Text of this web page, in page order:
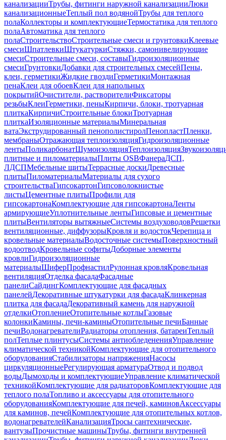
канализацииТрубы, фитинги наружной канализацииЛюки
канализационныеТеплый пол водянойТрубы для теплого
полаКоллекторы и комплектующиеТермостатика для теплого
полаАвтоматика для теплого
полаСтроительствоСтроительные смеси и грунтовкиКлеевые
смесиШпатлевкиШтукатуркиСтяжки, самонивелирующие
смесиСтроительные смеси, составыГидроизоляционные
смесиГрунтовкиДобавки для строительных смесейПены,
клеи, герметикиЖидкие гвоздиГерметикиМонтажная
пенаКлеи для обоевКлеи для напольных
покрытийОчистители, растворителиФиксаторы
резьбыКлеиГерметики, пеныКирпичи, блоки, тротуарная
плиткаКирпичиСтроительные блокиТротуарная
плиткаИзоляционные материалыМинеральная
ватаЭкструдированный пенополистиролПенопластПленки,
мембраныОтражающая теплоизоляцияГидроизоляционные
лентыПоликарбонатШумоизоляцияТеплоизоляция
плитные и пиломатериалыПлиты OSBФанераДСП,
ЛДСПМебельные щитыТеррасные доскиДревесные
плитыПиломатериалыМатериалы для сухого
строительстваГипсокартонГипсоволокнистые
листыЦементные плитыПрофили для
гипсокартонаКомплектующие для гипсокартонаЛенты
армирующиеУплотнительные лентыГипсовые и цементные
плитыВентиляторы вытяжныеСистемы воздуховодовРешетки
вентиляционные, диффузорыКровля и водостокЧерепица и
кровельные материалыВодосточные системыПоверхностный
водоотводКровельные софитыДоборные элементы
кровлиГидроизоляционные
материалыШиферПрофнастилРулонная кровляКровельная
вентиляцияОтделка фасадаФасадные
панелиСайдингКомплектующие для фасадных
панелейДекоративные штукатурки для фасадаКлинкерная
плитка для фасадаДекоративный камень для наружной
отделкиОтоплениеОтопительные котлыГазовые
колонкиКамины, печи-каминыОтопительные печиБанные
печиВодонагревателиРадиаторы отопления, батареиТеплый
полТеплые плинтусыСистемы антиобледененияУправление
климатической техникойКомплектующие для отопительного
оборудованияСтабилизаторы напряженияНасосы
циркуляционныеРегулирующая арматураОтвод и подвод
водыДымоходы и комплектующиеУправление климатической
техникойКомплектующие для радиаторовКомплектующие для
теплого полаТопливо и аксессуары для отопительного
оборудованияКомплектующие для печей, каминовАксессуары
для каминов, печейКомплектующие для отопительных котлов,
водонагревателейКанализацияТросы сантехнические,
вантузыПрочистные машиныТрубы, фитинги внутренней